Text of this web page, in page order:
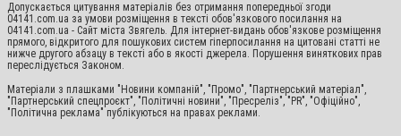
Допускається цитування матеріалів без отримання попередньої згоди
04141.com.ua за умови розміщення в тексті обов'язкового посилання на
04141.com.ua - Сайт міста Звягель. Для інтернет-видань обов'язкове розміщення
прямого, відкритого для пошукових систем гіперпосилання на цитовані статті не
нижче другого абзацу в тексті або в якості джерела. Порушення виняткових прав
переслідується Законом.
Матеріали з плашками "Новини компаній", "Промо", "Партнерський матеріал",
"Партнерський спецпроєкт", "Політичні новини", "Пресреліз", "PR", "Офіційно",
"Політична реклама" публікуються на правах реклами.